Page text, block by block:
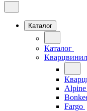
Каталог
Каталог
Fargo